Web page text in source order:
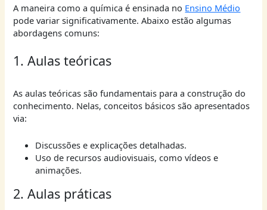
A maneira como a química é ensinada no Ensino Médio
pode variar significativamente. Abaixo estão algumas
abordagens comuns:
1. Aulas teóricas
As aulas teóricas são fundamentais para a construção do
conhecimento. Nelas, conceitos básicos são apresentados
via:
Discussões e explicações detalhadas.
Uso de recursos audiovisuais, como vídeos e
animações.
2. Aulas práticas